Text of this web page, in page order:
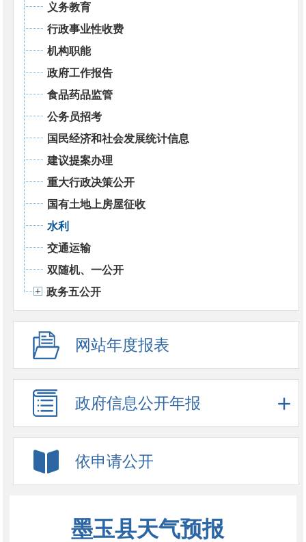
义务教育
行政事业性收费
机构职能
政府工作报告
食品药品监管
公务员招考
国民经济和社会发展统计信息
建议提案办理
重大行政决策公开
国有土地上房屋征收
水利
交通运输
双随机、一公开
政务五公开
网站年度报表
政府信息公开年报
依申请公开
墨玉县天气预报